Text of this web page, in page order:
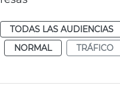
TODAS LAS AUDIENCIAS
NORMAL TRÁFICO